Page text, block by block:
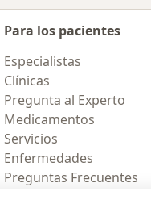
Para los pacientes
Especialistas
Clínicas
Pregunta al Experto
Medicamentos
Servicios
Enfermedades
Preguntas Frecuentes